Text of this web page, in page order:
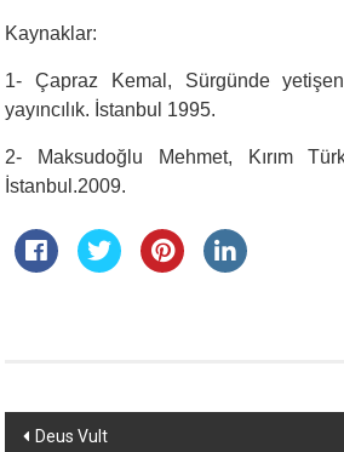
Kaynaklar:
1- Çapraz Kemal, Sürgünde
yayıncılık. İstanbul 1995.
2- Maksudoğlu Mehmet, Kırım
İstanbul.2009.
Yazı
Deus Vult